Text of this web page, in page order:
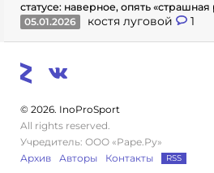
статусе: наверное, опять
05.01.2026
костя луговой 1
© 2026. InoProSport
All rights reserved.
Учредитель: ООО «Раре.Ру»
Архив
Авторы Контакты RSS